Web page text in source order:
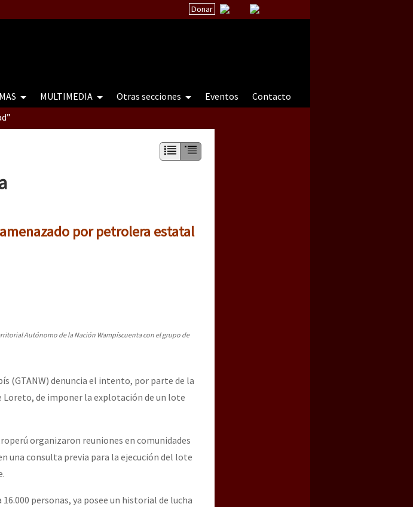
Donar
MULTIMEDIA Otras secciones Eventos
Contacto
Plácido Galindo y el alto a la guerra contra el CIPOG-EZ
por petrolera estatal
Autónomo de la Nación Wampíscuenta con el grupo de
(GTANW) denuncia el intento, por parte de la
de imponer la explotación de un lote
organizaron reuniones en comunidades
una consulta previa para la ejecución del lote
personas, ya posee un historial de lucha